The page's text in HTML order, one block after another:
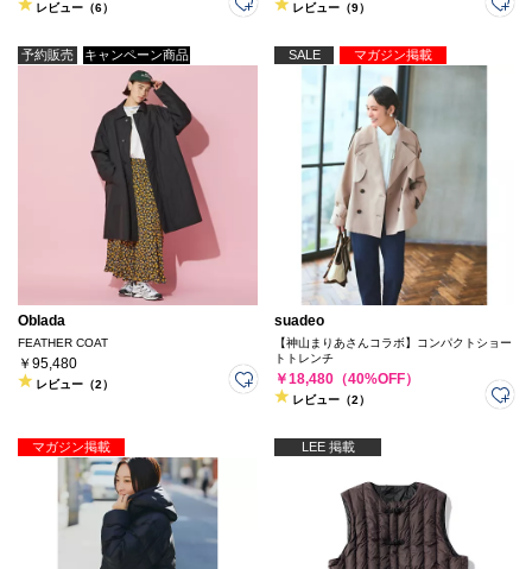
レビュー（6） レビュー（9）
予約販売 キャンペーン商品
Oblada
FEATHER COAT
￥95,480
レビュー（2）
SALE マガジン掲載
suadeo
【神山まりあさんコラボ】コンパクトショー
トトレンチ
￥18,480（40%OFF）
レビュー（2）
マガジン掲載 LEE 掲載